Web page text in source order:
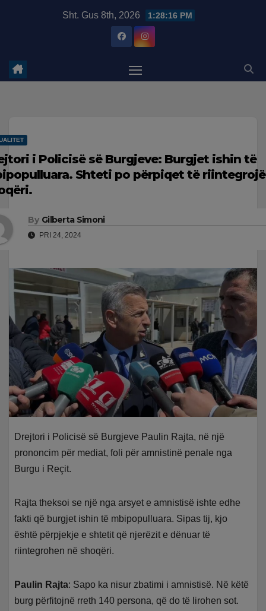
Sht. Gus 8th, 2026 1:28:17 PM
i Policisë së Burgjeve: Burgjet ishin të
Shteti po përpiqet të
By Gilberta Simoni
PRI 24, 2024
Drejtori i Policisë së Burgjeve Paulin Rajta, në një
prononcim për mediat, foli për amnistinë penale nga
Burgu i Reçit.
Rajta theksoi se një nga arsyet e amnistisë ishte edhe
fakti që burgjet ishin të mbipopulluara. Sipas tij, kjo
është përpjekje e shtetit që njerëzit e dënuar të
riintegrohen në shoqëri.
Paulin Rajta: Sapo ka nisur zbatimi i amnistisë. Në këtë
burg përfitojnë rreth 140 persona, që do të lirohen sot.